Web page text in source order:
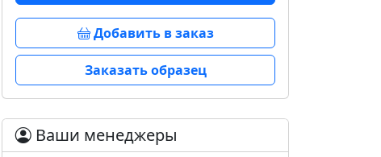
Добавить в заказ
Заказать образец
Ваши менеджеры